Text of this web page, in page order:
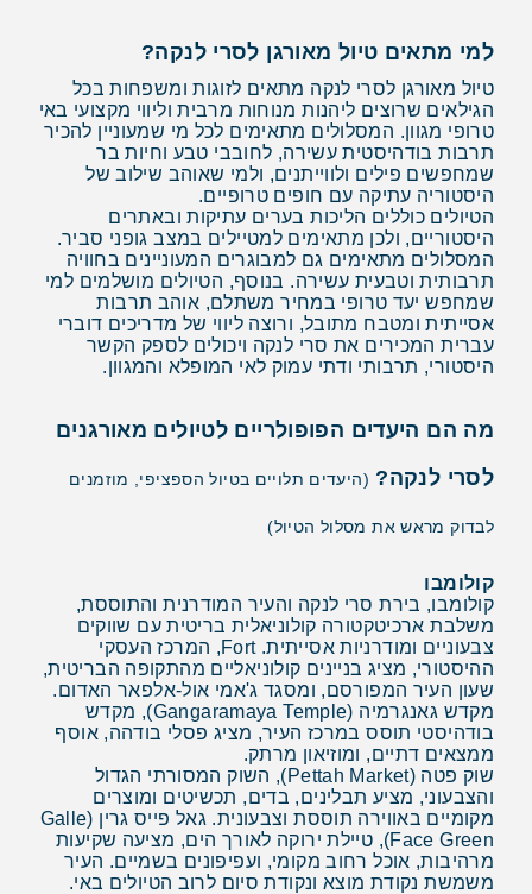
למי מתאים טיול מאורגן לסרי לנקה?
טיול מאורגן לסרי לנקה מתאים לזוגות ומשפחות בכל
הגילאים שרוצים ליהנות מנוחות מרבית וליווי מקצועי באי
טרופי מגוון. המסלולים מתאימים לכל מי שמעוניין להכיר
תרבות בודהיסטית עשירה, לחובבי טבע וחיות בר
שמחפשים פילים ולווייתנים, ולמי שאוהב שילוב של
היסטוריה עתיקה עם חופים טרופיים.
הטיולים כוללים הליכות בערים עתיקות ובאתרים
היסטוריים, ולכן מתאימים למטיילים במצב גופני סביר.
המסלולים מתאימים גם למבוגרים המעוניינים בחוויה
תרבותית וטבעית עשירה. בנוסף, הטיולים מושלמים למי
שמחפש יעד טרופי במחיר משתלם, אוהב תרבות
אסייתית ומטבח מתובל, ורוצה ליווי של מדריכים דוברי
עברית המכירים את סרי לנקה ויכולים לספק הקשר
היסטורי, תרבותי ודתי עמוק לאי המופלא והמגוון.
מה הם היעדים הפופולריים לטיולים מאורגנים
לסרי לנקה? (היעדים תלויים בטיול הספציפי, מוזמנים
לבדוק מראש את מסלול הטיול)
קולומבו
קולומבו, בירת סרי לנקה והעיר המודרנית והתוססת,
משלבת ארכיטקטורה קולוניאלית בריטית עם שווקים
צבעוניים ומודרניות אסייתית. Fort, המרכז העסקי
ההיסטורי, מציג בניינים קולוניאליים מהתקופה הבריטית,
שעון העיר המפורסם, ומסגד ג'אמי אול-אלפאר האדום.
מקדש גאנגרמיה (Gangaramaya Temple), מקדש
בודהיסטי תוסס במרכז העיר, מציג פסלי בודהה, אוסף
ממצאים דתיים, ומוזיאון מרתק.
שוק פטה (Pettah Market), השוק המסורתי הגדול
והצבעוני, מציע תבלינים, בדים, תכשיטים ומוצרים
מקומיים באווירה תוססת וצבעונית. גאל פייס גרין (Galle
Face Green), טיילת ירוקה לאורך הים, מציעה שקיעות
מרהיבות, אוכל רחוב מקומי, ועפיפונים בשמיים. העיר
משמשת נקודת מוצא ונקודת סיום לרוב הטיולים באי.